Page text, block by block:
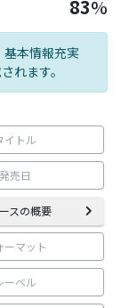
83%
基本情報充実
れます。
イトル
発売日
スの概要
ーマット
ーベル